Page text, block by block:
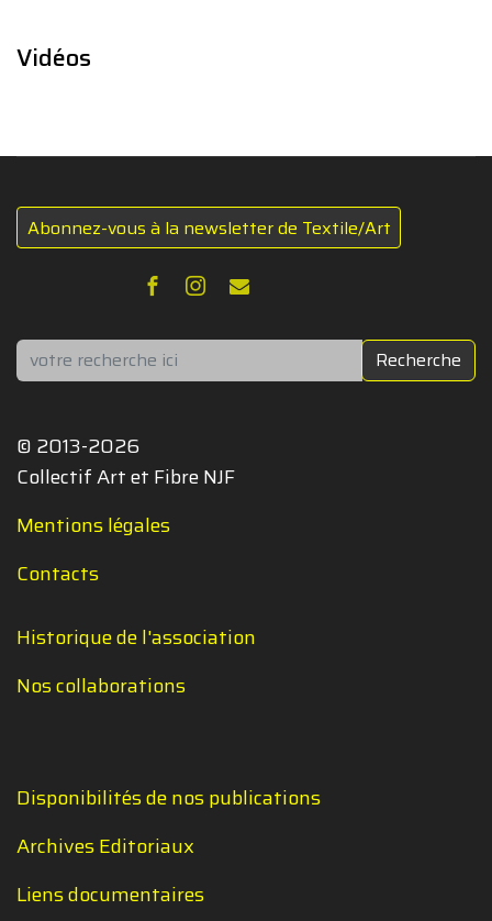
Vidéos
Abonnez-vous à la newsletter de Textile/Art
Rechercher Recherche
© 2013-2026
Collectif Art et Fibre NJF
Mentions légales
Contacts
Historique de l'association
Nos collaborations
Disponibilités de nos publications
Archives Editoriaux
Liens documentaires